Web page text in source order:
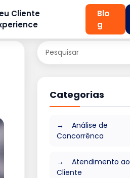
Cliente
Blo
g
Categorias
Análise de
Concorrênca
Atendimento ao
Cliente